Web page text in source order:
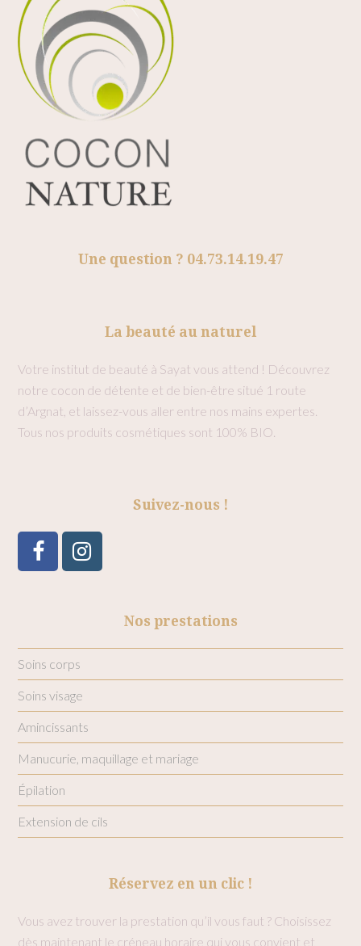
Une question ? 04.73.14.19.47
La beauté au naturel
Votre institut de beauté à Sayat vous attend ! Découvrez
notre cocon de détente et de bien-être situé 1 route
d’Argnat, et laissez-vous aller entre nos mains expertes.
Tous nos produits cosmétiques sont 100% BIO.
Suivez-nous !
FacebookInstagram
Nos prestations
Soins corps
Soins visage
Amincissants
Manucurie, maquillage et mariage
Épilation
Extension de cils
Réservez en un clic !
Vous avez trouver la prestation qu’il vous faut ? Choisissez
dès maintenant le créneau horaire qui vous convient et